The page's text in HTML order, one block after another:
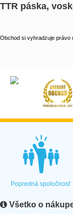
TTR páska,
Obchod si vyhradzuje právo
Popredná spoločnosť
Všetko o